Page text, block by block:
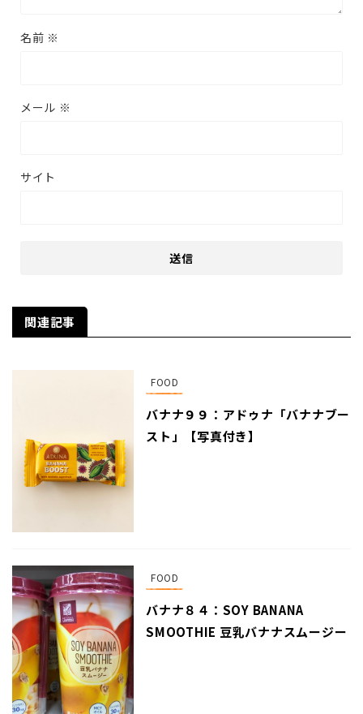
名前 ※
メール ※
サイト
関連記事
FOOD
バナナ９９：アドゥナ「バナナブー
スト」【写真付き】
FOOD
バナナ８４：SOY BANANA
SMOOTHIE 豆乳バナナスムージー